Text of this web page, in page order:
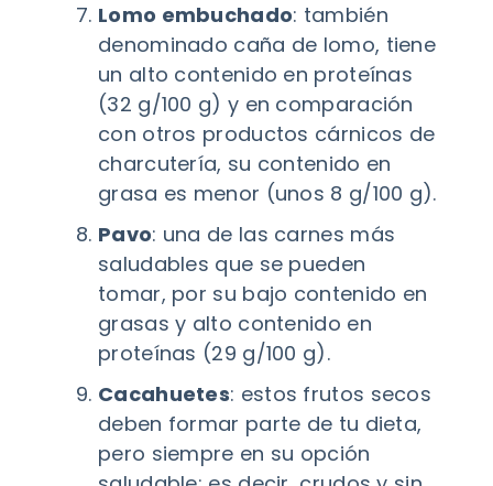
Lomo embuchado: también
denominado caña de lomo, tiene
un alto contenido en proteínas
(32 g/100 g) y en comparación
con otros productos cárnicos de
charcutería, su contenido en
grasa es menor (unos 8 g/100 g).
Pavo: una de las carnes más
saludables que se pueden
tomar, por su bajo contenido en
grasas y alto contenido en
proteínas (29 g/100 g).
Cacahuetes: estos frutos secos
deben formar parte de tu dieta,
pero siempre en su opción